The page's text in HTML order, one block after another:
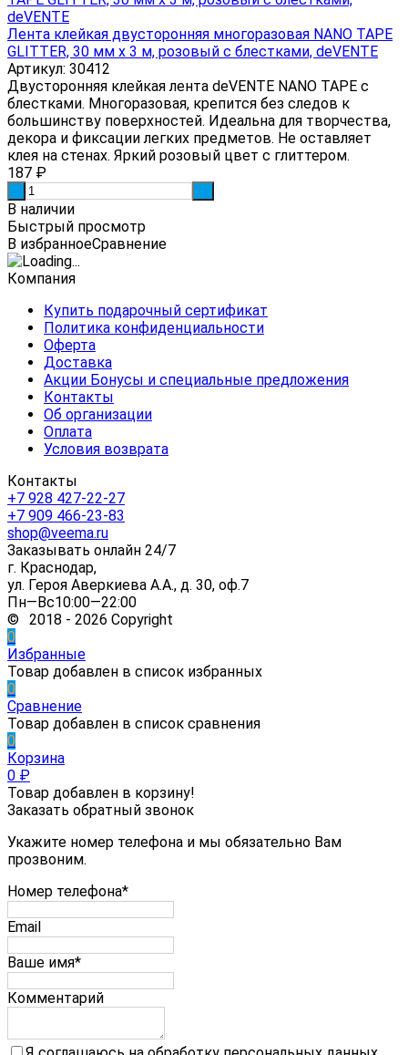
Лента клейкая двусторонняя многоразовая NANO TAPE
GLITTER, 30 мм x 3 м, розовый с блестками, deVENTE
Артикул: 30412
Двусторонняя клейкая лента deVENTE NANO TAPE с
блестками. Многоразовая, крепится без следов к
большинству поверхностей. Идеальна для творчества,
декора и фиксации легких предметов. Не оставляет
клея на стенах. Яркий розовый цвет с глиттером.
187 ₽
В наличии
Быстрый просмотр
В избранноеСравнение
Компания
Купить подарочный сертификат
Политика конфиденциальности
Оферта
Доставка
Акции Бонусы и специальные предложения
Контакты
Об организации
Оплата
Условия возврата
Контакты
+7 928 427-22-27
+7 909 466-23-83
shop@veema.ru
Заказывать онлайн 24/7
г. Краснодар,
ул. Героя Аверкиева А.А., д. 30, оф.7
Пн—Вс10:00—22:00
© 2018 - 2026 Copyright
0
Избранные
Товар добавлен в список избранных
0
Сравнение
Товар добавлен в список сравнения
0
Корзина
0 ₽
Товар добавлен в корзину!
Заказать обратный звонок
Укажите номер телефона и мы обязательно Вам
прозвоним.
Номер телефона*
Email
Ваше имя*
Комментарий